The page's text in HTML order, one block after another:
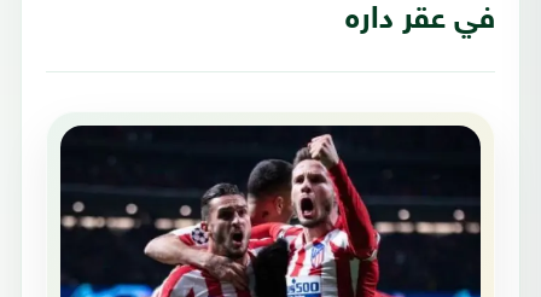
في عقر داره